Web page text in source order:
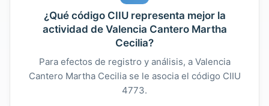
¿Qué código CIIU representa mejor la
actividad de Valencia Cantero Martha
Cecilia?
Para efectos de registro y análisis, a Valencia
Cantero Martha Cecilia se le asocia el código CIIU
4773.